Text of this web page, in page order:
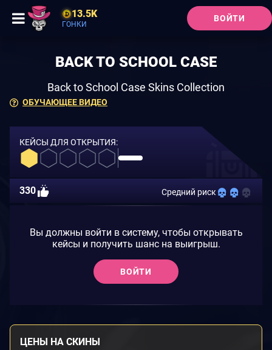
13.5K
ГОНКИ
ВОЙТИ
ОБУЧАЮЩЕЕ ВИДЕО
BACK TO SCHOOL CASE
Back to School Case Skins Collection
КЕЙСЫ ДЛЯ ОТКРЫТИЯ:
330 Средний риск
Вы должны войти в систему, чтобы открывать
кейсы и получить шанс на выигрыш.
ВОЙТИ
ЦЕНЫ НА СКИНЫ